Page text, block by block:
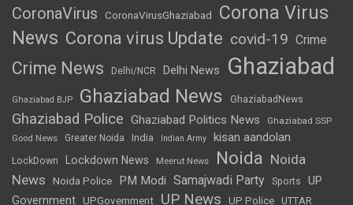
CoronaVirus CoronaVirusGhaziabad
Corona Virus
News Corona virus Update covid-19 Crime
Crime News Delhi/NCR Delhi News Ghaziabad
Ghaziabad BJP Ghaziabad News GhaziabadNews
Ghaziabad Police Ghaziabad Politics News Ghaziabad SSP
Good News Greater Noida India Indian Army kisan aandolan
LockDown Lockdown News Meerut News Noida Noida
News
Noida Police PM Modi Samajwadi Party Sports
UP
Government UPGovernment UP News UP Police
UTTAR